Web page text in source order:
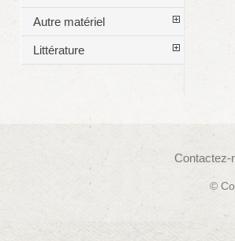
Autre matériel
Littérature
Contactez-
©